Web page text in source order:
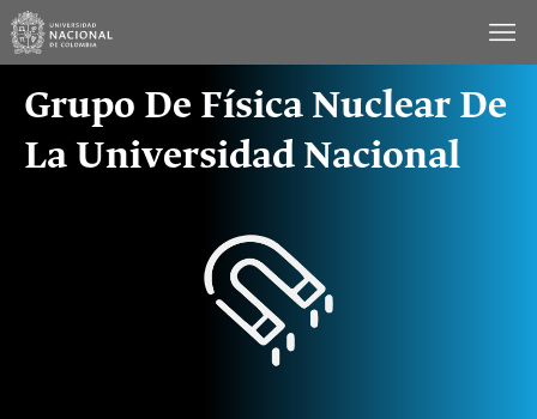
Saltar
contenido
Grupo De Física Nuclear De
La Universidad Nacional